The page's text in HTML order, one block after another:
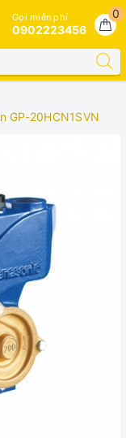
0
Gọi miễn phí
0902223456
GP-20HCN1SVN